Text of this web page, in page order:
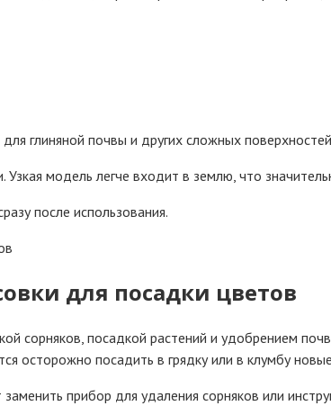
глиняной почвы и других сложных
модель легче входит в землю, что
после использования.
для посадки цветов
сорняков, посадкой растений и удобрением
осторожно посадить в грядку или в клумбу
прибор для удаления сорняков или